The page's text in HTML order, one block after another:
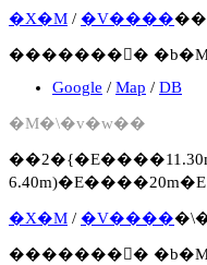
�X�M / �V����
�������񍐏�
Google / Map / DB
�M�\�v�w��
�X�M / �V����
�������񍐏�